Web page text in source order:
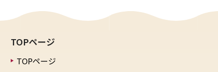
TOPページ
TOPページ